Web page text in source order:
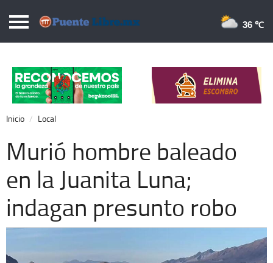
Puentelibre.mx
Local
Nacional
Opinión
Cronos
Economía
Espectáculos
36 ℃
Inicio Local
Murió hombre baleado
en la Juanita Luna;
indagan presunto robo